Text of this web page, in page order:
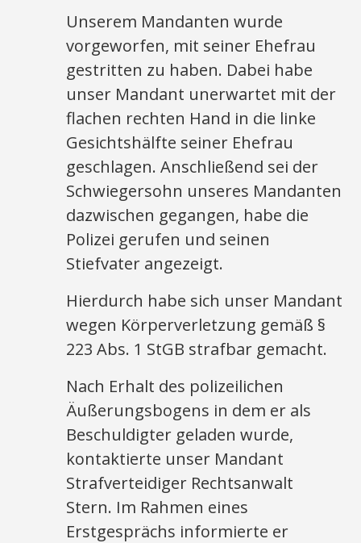
Unserem Mandanten wurde
vorgeworfen, mit seiner Ehefrau
gestritten zu haben. Dabei habe
unser Mandant unerwartet mit der
flachen rechten Hand in die linke
Gesichtshälfte seiner Ehefrau
geschlagen. Anschließend sei der
Schwiegersohn unseres Mandanten
dazwischen gegangen, habe die
Polizei gerufen und seinen
Stiefvater angezeigt.
Hierdurch habe sich unser Mandant
wegen Körperverletzung gemäß §
223 Abs. 1 StGB strafbar gemacht.
Nach Erhalt des polizeilichen
Äußerungsbogens in dem er als
Beschuldigter geladen wurde,
kontaktierte unser Mandant
Strafverteidiger Rechtsanwalt
Stern. Im Rahmen eines
Erstgesprächs informierte er